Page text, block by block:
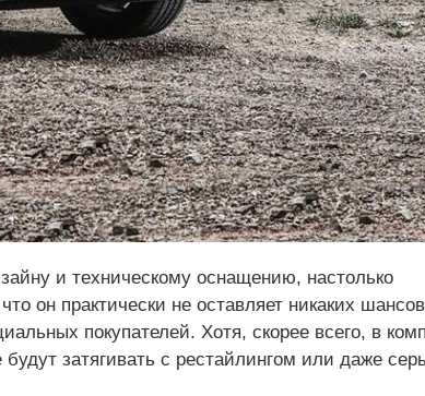
и техническому оснащению, настолько
он практически не оставляет никаких шансов
покупателей. Хотя, скорее всего, в
затягивать с рестайлингом или даже